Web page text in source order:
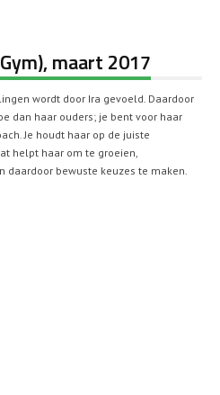
maart 2017
wordt door Ira gevoeld. Daardoor
dan haar ouders; je bent voor haar
Je houdt haar op de juiste
helpt haar om te groeien,
daardoor bewuste keuzes te maken.